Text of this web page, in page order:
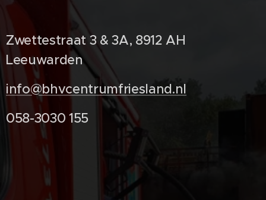
Zwettestraat 3 & 3A, 8912 AH
Leeuwarden
info@bhvcentrumfriesland.nl
058-3030 155